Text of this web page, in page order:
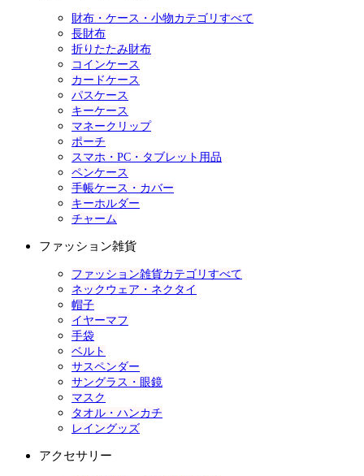
財布・ケース・小物カテゴリすべて
長財布
折りたたみ財布
コインケース
カードケース
パスケース
キーケース
マネークリップ
ポーチ
スマホ・PC・タブレット用品
ペンケース
手帳ケース・カバー
キーホルダー
チャーム
ファッション雑貨
ファッション雑貨カテゴリすべて
ネックウェア・ネクタイ
帽子
イヤーマフ
手袋
ベルト
サスペンダー
サングラス・眼鏡
マスク
タオル・ハンカチ
レイングッズ
アクセサリー